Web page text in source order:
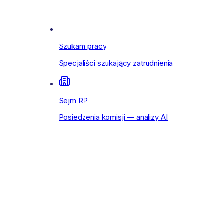
Szukam pracy
Specjaliści szukający zatrudnienia
Sejm RP
Posiedzenia komisji — analizy AI